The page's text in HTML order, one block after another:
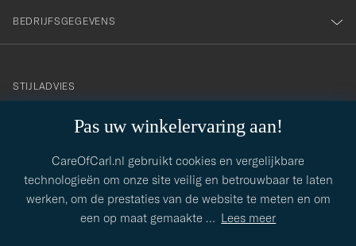
Pas uw winkelervaring aan!
CareOfCarl.nl gebruikt cookies en vergelijkbare
technologieën om onze site veilig en betrouwbaar te laten
werken, om de prestaties van de website te meten en om
een op maat gemaakte … Lees meer
BEDRIJFSGEGEVENS
contact@careofcarl.com
STIJLADVIES
Hulp nodig bij het vinden van jouw stijl? Laat ons je helpen, we
helpen je graag!
STIJLADVIES